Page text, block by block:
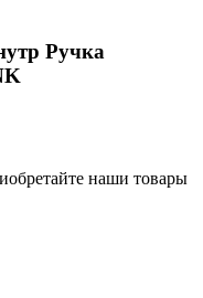
Ручка
наши товары